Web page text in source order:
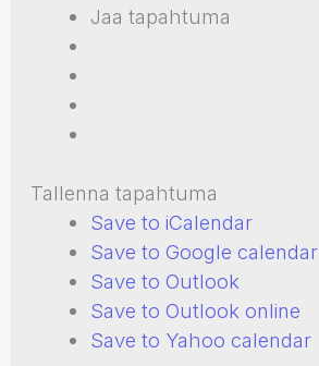
Jaa tapahtuma
Tallenna tapahtuma
Save to iCalendar
Save to Google calendar
Save to Outlook
Save to Outlook online
Save to Yahoo calendar